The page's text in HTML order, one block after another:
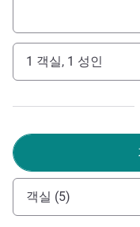
1 객실, 1 성인
객실 (5)